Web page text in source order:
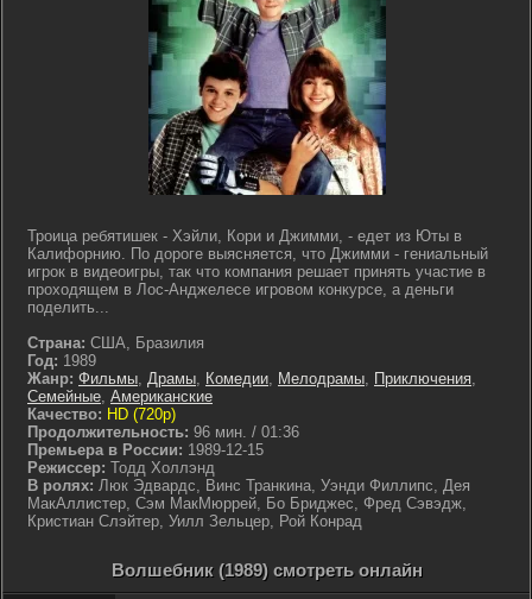
Троица ребятишек - Хэйли, Кори и Джимми, - едет из Юты в
Калифорнию. По дороге выясняется, что Джимми - гениальный
игрок в видеоигры, так что компания решает принять участие в
проходящем в Лос-Анджелесе игровом конкурсе, а деньги
поделить...
Страна: США, Бразилия
Год: 1989
Жанр: Фильмы, Драмы, Комедии, Мелодрамы, Приключения,
Семейные, Американские
Качество: HD (720p)
Продолжительность: 96 мин. / 01:36
Премьера в России: 1989-12-15
Режиссер: Тодд Холлэнд
В ролях: Люк Эдвардс, Винс Транкина, Уэнди Филлипс, Дея
МакАллистер, Сэм МакМюррей, Бо Бриджес, Фред Сэвэдж,
Кристиан Слэйтер, Уилл Зельцер, Рой Конрад
Волшебник (1989) смотреть онлайн